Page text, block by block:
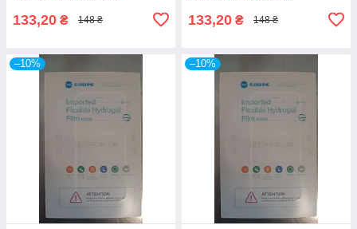
133,20 ₴ 148 ₴ 133,20 ₴ 148 ₴
–10% –10%